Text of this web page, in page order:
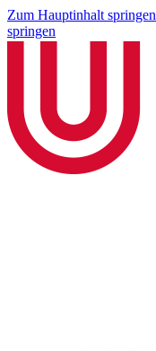
Zum Hauptinhalt springen
springen